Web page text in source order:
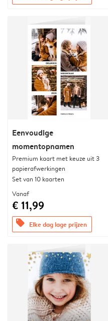
Eenvoudige
momentopnamen
Premium kaart met keuze uit 3
papierafwerkingen
Set van 10 kaarten
Vanaf
€ 11,99
offers Elke dag lage prijzen